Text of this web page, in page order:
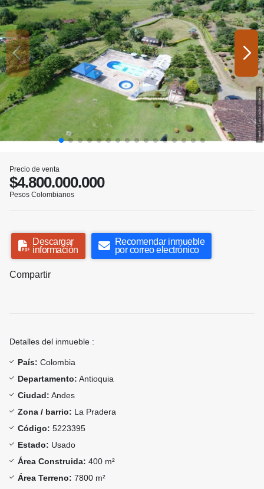
Precio de venta
$4.800.000.000
Pesos Colombianos
Descargar
información
Recomendar inmueble
por correo electrónico
Compartir
Detalles del inmueble :
País: Colombia
Departamento: Antioquia
Ciudad: Andes
Zona / barrio: La Pradera
Código: 5223395
Estado: Usado
Área Construida: 400 m²
Área Terreno: 7800 m²